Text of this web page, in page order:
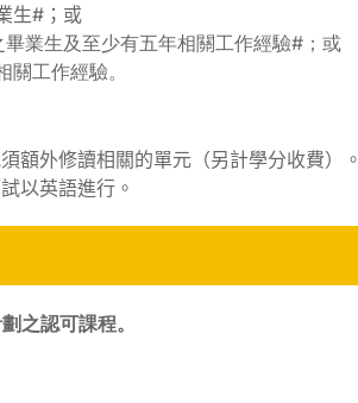
生#；或
業生及至少有五年相關工作經驗#；或
工作經驗。
額外修讀相關的單元（另計學分收費）。
以英語進行。
之認可課程。